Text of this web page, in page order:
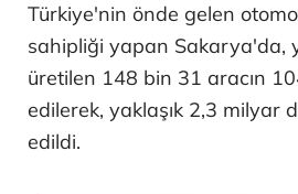
Türkiye'nin önde gelen
sahipliği yapan Sakarya'da,
üretilen 148 bin 31 aracın
edilerek, yaklaşık 2,3 milyar
edildi.